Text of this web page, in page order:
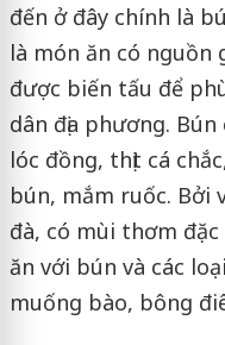
đến ở đây chính là
là món ăn có nguồn
được biến tấu để
dân địa phương.
lóc đồng, thịt cá
bún, mắm ruốc. Bởi
đà, có mùi thơm
ăn với bún và các
muống bào, bông